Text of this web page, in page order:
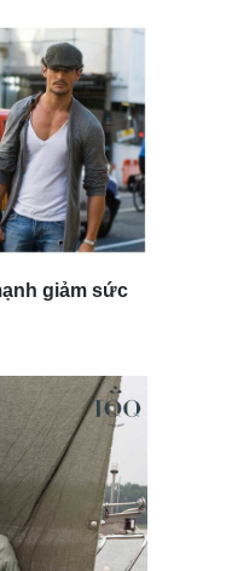
giảm sức